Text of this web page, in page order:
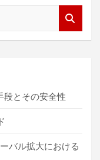
段とその安全性
バル拡大における